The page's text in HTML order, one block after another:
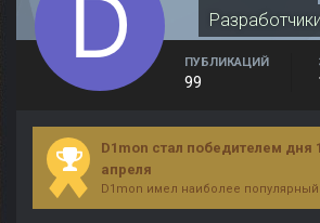
Разработчики
ПУБЛИКАЦИЙ
99
D1mon стал победителем дня
апреля
D1mon имел наиболее популярный